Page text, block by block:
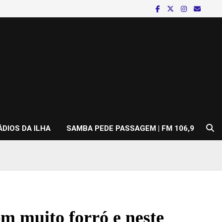
DA ILHA SAMBA PEDE PASSAGEM | FM 106,9
muito forró e neste